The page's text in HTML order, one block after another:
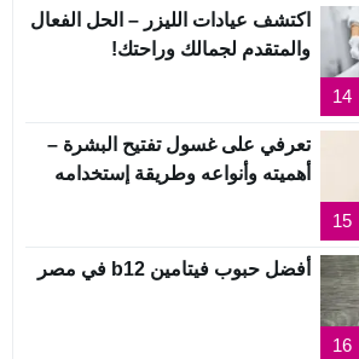
14
اكتشف عيادات الليزر – الحل الفعال
والمتقدم لجمالك وراحتك!
15
تعرفي على غسول تفتيح البشرة –
أهميته وأنواعه وطريقة إستخدامه
16
أفضل حبوب فيتامين b12 في مصر